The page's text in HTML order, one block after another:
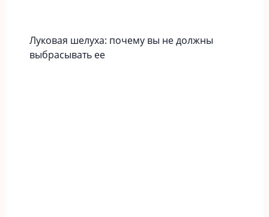
Луковая шелуха: почему вы не должны
выбрасывать ее